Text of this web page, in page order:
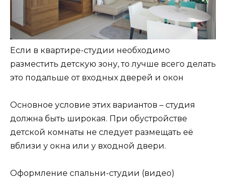
Если в квартире-студии необходимо
разместить детскую зону, то лучше всего делать
это подальше от входных дверей и окон
Основное условие этих вариантов – студия
должна быть широкая. При обустройстве
детской комнаты не следует размещать её
вблизи у окна или у входной двери.
Оформление спальни-студии (видео)